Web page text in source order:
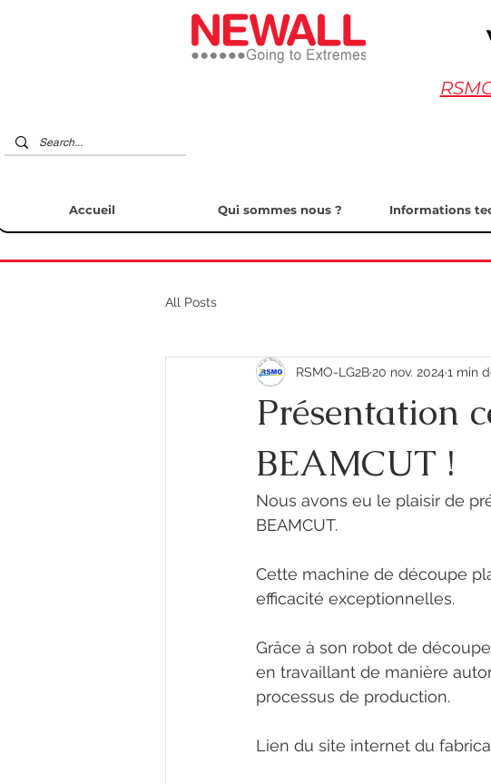
Accueil Qui sommes nous ? Informations
All Posts
Présentation
BEAMCUT !
RSMO-LG2B20 nov. 2024 1 min
Nous avons eu le plaisir de
BEAMCUT.
Cette machine de découpe
efficacité exceptionnelles.
Grâce à son robot de
en travaillant de manière
processus de production.
Lien du site internet du